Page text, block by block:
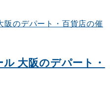
大阪のデパート・